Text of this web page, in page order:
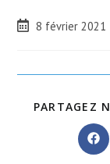
Post8 février 2021
PARTAGEZ
dans